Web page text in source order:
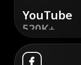
YouTube
520K+
डिस्कवरकरें